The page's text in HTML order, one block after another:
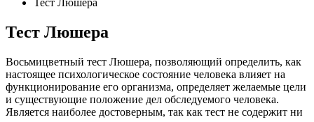
Тест Люшера
Тест Люшера
Восьмицветный тест Люшера, позволяющий определить, как
настоящее психологическое состояние человека влияет на
функционирование его организма, определяет желаемые цели
и существующие положение дел обследуемого человека.
Является наиболее достоверным, так как тест не содержит ни